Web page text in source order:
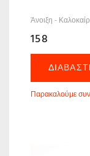
Άνοιξη -
158
Παρακαλούμε